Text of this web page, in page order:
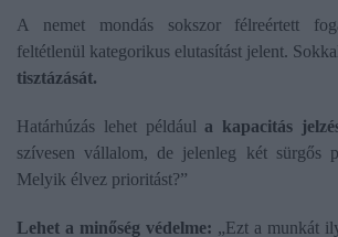
A nemet mondás sokszor félreértett
feltétlenül kategorikus elutasítást jelent.
tisztázását.
Határhúzás lehet például a kapacitás
szívesen vállalom, de jelenleg két sürgős
Melyik élvez prioritást?”
Lehet a minőség védelme: „Ezt a munkát